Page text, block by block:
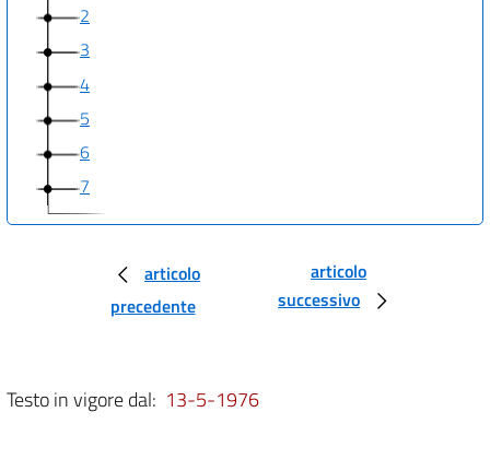
2
3
4
5
6
7
articolo
precedente
articolo
successivo
Testo in vigore dal: 13-5-1976